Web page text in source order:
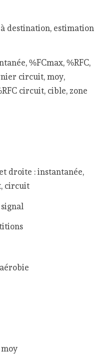
destination, estimation
%FCmax, %RFC,
circuit, moy,
circuit, cible, zone
droite : instantanée,
circuit
moy